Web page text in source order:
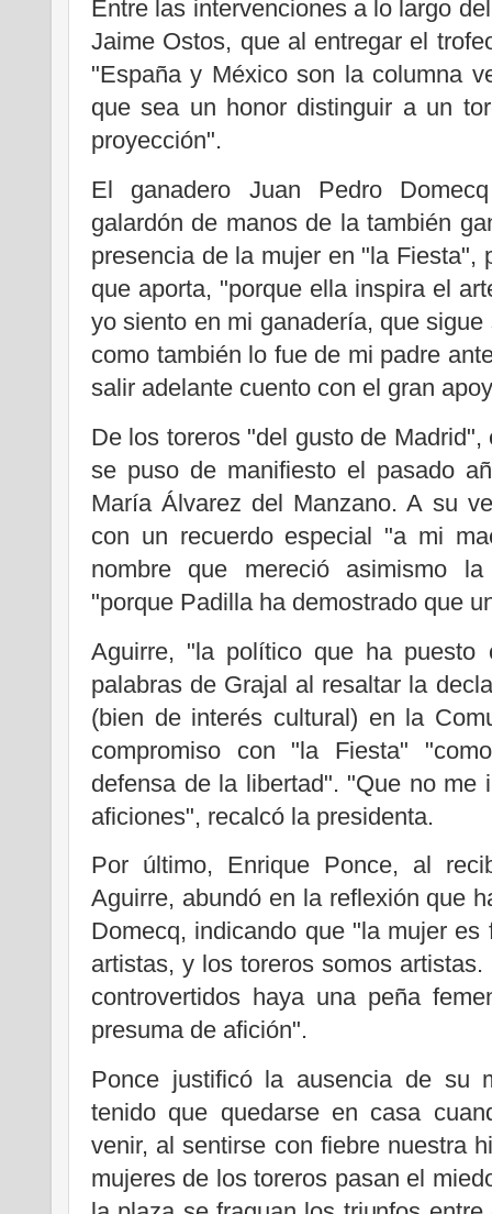
Entre las intervenciones a lo largo
Jaime Ostos, que al entregar el
"España y México son la columna
que sea un honor distinguir a un
proyección".
El ganadero Juan Pedro
galardón de manos de la también
presencia de la mujer en "la Fiesta",
que aporta, "porque ella inspira el
yo siento en mi ganadería, que
como también lo fue de mi padre
salir adelante cuento con el gran
De los toreros "del gusto de
se puso de manifiesto el pasado
María Álvarez del Manzano. A su
con un recuerdo especial "a mi
nombre que mereció asimismo
"porque Padilla ha demostrado que
Aguirre, "la político que ha
palabras de Grajal al resaltar la
(bien de interés cultural) en la
compromiso con "la Fiesta"
defensa de la libertad". "Que no me
aficiones", recalcó la presidenta.
Por último, Enrique Ponce, al
Aguirre, abundó en la reflexión que
Domecq, indicando que "la mujer
artistas, y los toreros somos
controvertidos haya una peña
presuma de afición".
Ponce justificó la ausencia de su
tenido que quedarse en casa
venir, al sentirse con fiebre nuestra
mujeres de los toreros pasan el